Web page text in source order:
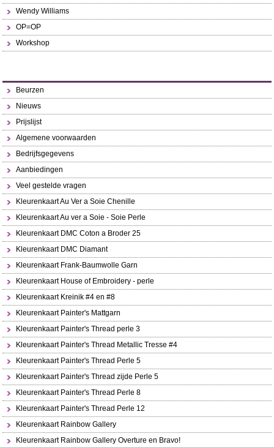
Wendy Williams
OP=OP
Workshop
Beurzen
Nieuws
Prijslijst
Algemene voorwaarden
Bedrijfsgegevens
Aanbiedingen
Veel gestelde vragen
Kleurenkaart Au Ver a Soie Chenille
Kleurenkaart Au ver a Soie - Soie Perle
Kleurenkaart DMC Coton a Broder 25
Kleurenkaart DMC Diamant
Kleurenkaart Frank-Baumwolle Garn
Kleurenkaart House of Embroidery - perle
Kleurenkaart Kreinik #4 en #8
Kleurenkaart Painter's Mattgarn
Kleurenkaart Painter's Thread perle 3
Kleurenkaart Painter's Thread Metallic Tresse #4
Kleurenkaart Painter's Thread Perle 5
Kleurenkaart Painter's Thread zijde Perle 5
Kleurenkaart Painter's Thread Perle 8
Kleurenkaart Painter's Thread Perle 12
Kleurenkaart Rainbow Gallery
Kleurenkaart Rainbow Gallery Overture en Bravo!